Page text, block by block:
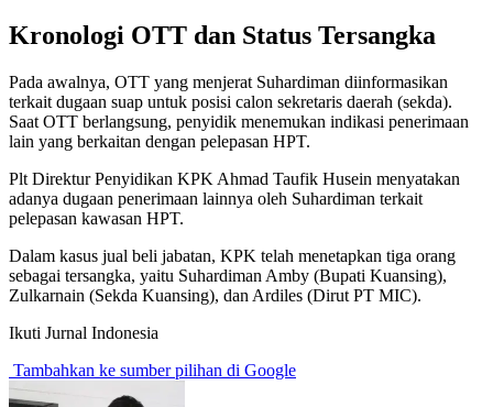
Kronologi OTT dan Status Tersangka
Pada awalnya, OTT yang menjerat Suhardiman diinformasikan
terkait dugaan suap untuk posisi calon sekretaris daerah (sekda).
Saat OTT berlangsung, penyidik menemukan indikasi penerimaan
lain yang berkaitan dengan pelepasan HPT.
Plt Direktur Penyidikan KPK Ahmad Taufik Husein menyatakan
adanya dugaan penerimaan lainnya oleh Suhardiman terkait
pelepasan kawasan HPT.
Dalam kasus jual beli jabatan, KPK telah menetapkan tiga orang
sebagai tersangka, yaitu Suhardiman Amby (Bupati Kuansing),
Zulkarnain (Sekda Kuansing), dan Ardiles (Dirut PT MIC).
Ikuti Jurnal Indonesia
Tambahkan ke sumber pilihan di Google